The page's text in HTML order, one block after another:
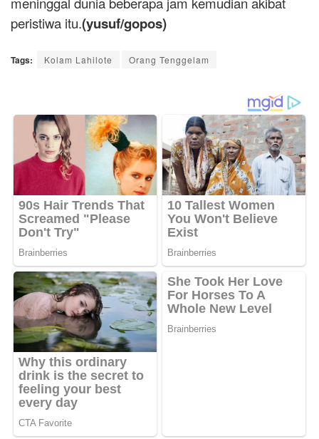
peristiwa itu.(yusuf/gopos)
Tags: Kolam Lahilote Orang Tenggelam